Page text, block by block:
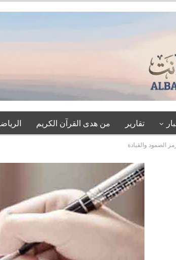
تقارير من هدى القرآن الكريم
الصمود والقيادة